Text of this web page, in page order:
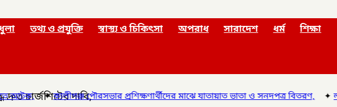
তথ্য ও প্রযুক্তি স্বাস্থ্য ও চিকিৎসা অপরাধ সারাদেশ ধর্ম শিক্ষা
পৌরসভার প্রশিক্ষণার্থীদের মাঝে যাতায়াত ভাতা ও সনদপত্র বিতরণ,✦লালমনিরহাটে
চার্জশিটের দাবি,